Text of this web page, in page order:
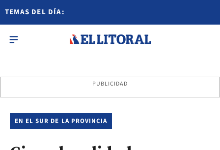
TEMAS DEL DÍA:
PUBLICIDAD
EN EL SUR DE LA PROVINCIA